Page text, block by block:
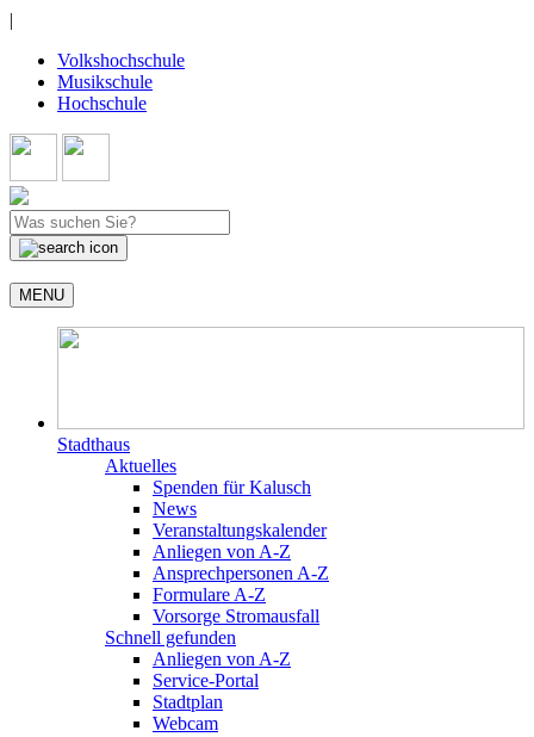
|
Volkshochschule
Musikschule
Hochschule
MENU
Stadthaus
Aktuelles
Spenden für Kalusch
News
Veranstaltungskalender
Anliegen von A-Z
Ansprechpersonen A-Z
Formulare A-Z
Vorsorge Stromausfall
Schnell gefunden
Anliegen von A-Z
Service-Portal
Stadtplan
Webcam